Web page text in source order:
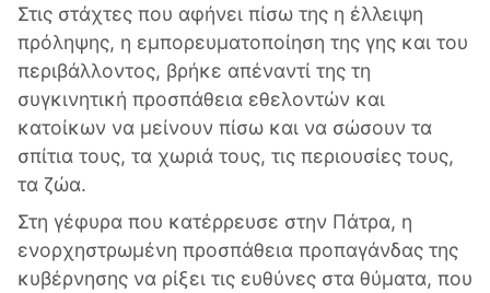
Στις στάχτες που αφήνει πίσω της η έλλειψη
πρόληψης, η εμπορευματοποίηση της γης και του
περιβάλλοντος, βρήκε απέναντί της τη
συγκινητική προσπάθεια εθελοντών και
κατοίκων να μείνουν πίσω και να σώσουν τα
σπίτια τους, τα χωριά τους, τις περιουσίες τους,
τα ζώα.
Στη γέφυρα που κατέρρευσε στην Πάτρα, η
ενορχηστρωμένη προσπάθεια προπαγάνδας της
κυβέρνησης να ρίξει τις ευθύνες στα θύματα, που